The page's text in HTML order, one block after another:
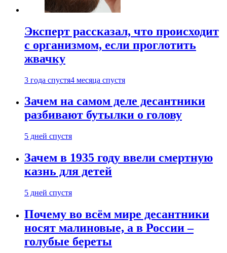
Эксперт рассказал, что происходит
с организмом, если проглотить
жвачку
3 года спустя4 месяца спустя
Зачем на самом деле десантники
разбивают бутылки о голову
5 дней спустя
Зачем в 1935 году ввели смертную
казнь для детей
5 дней спустя
Почему во всём мире десантники
носят малиновые, а в России –
голубые береты